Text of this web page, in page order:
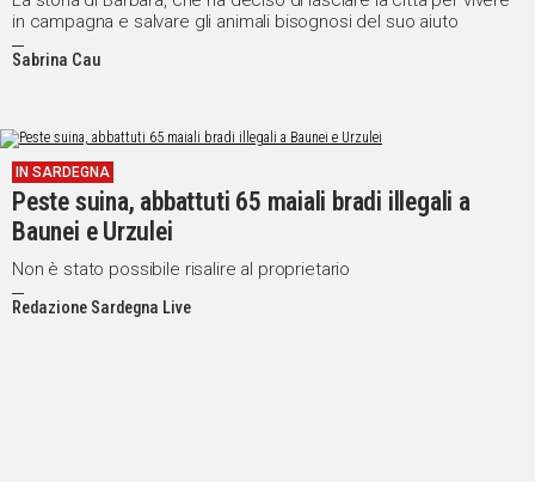
in campagna e salvare gli animali bisognosi del suo aiuto
Sabrina Cau
IN SARDEGNA
Peste suina, abbattuti 65 maiali bradi illegali a
Baunei e Urzulei
Non è stato possibile risalire al proprietario
Redazione Sardegna Live